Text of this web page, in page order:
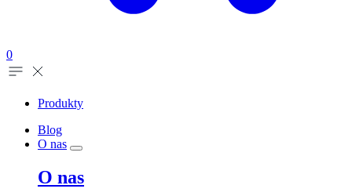
0
Produkty
Blog
O nas
O nas